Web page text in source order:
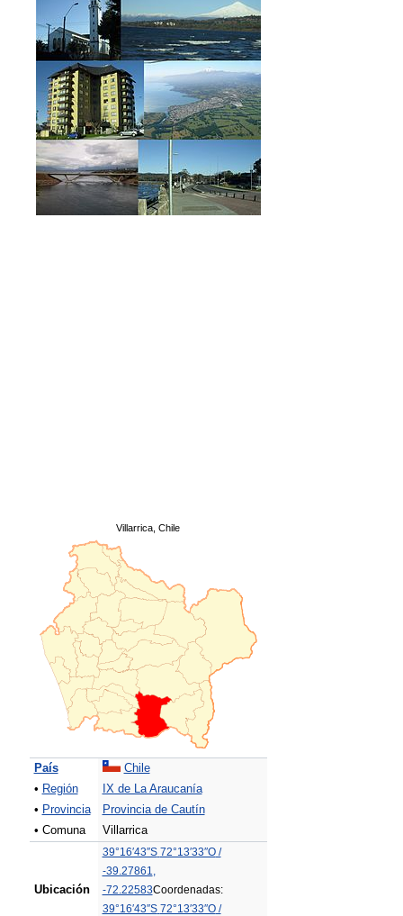
Villarrica, Chile
País
Chile
• Región
IX de La Araucanía
• Provincia
Provincia de Cautín
• Comuna
Villarrica
Ubicación
39°16′43″S 72°13′33″O/
-39.27861,
-72.22583Coordenadas:
39°16′43″S 72°13′33″O/